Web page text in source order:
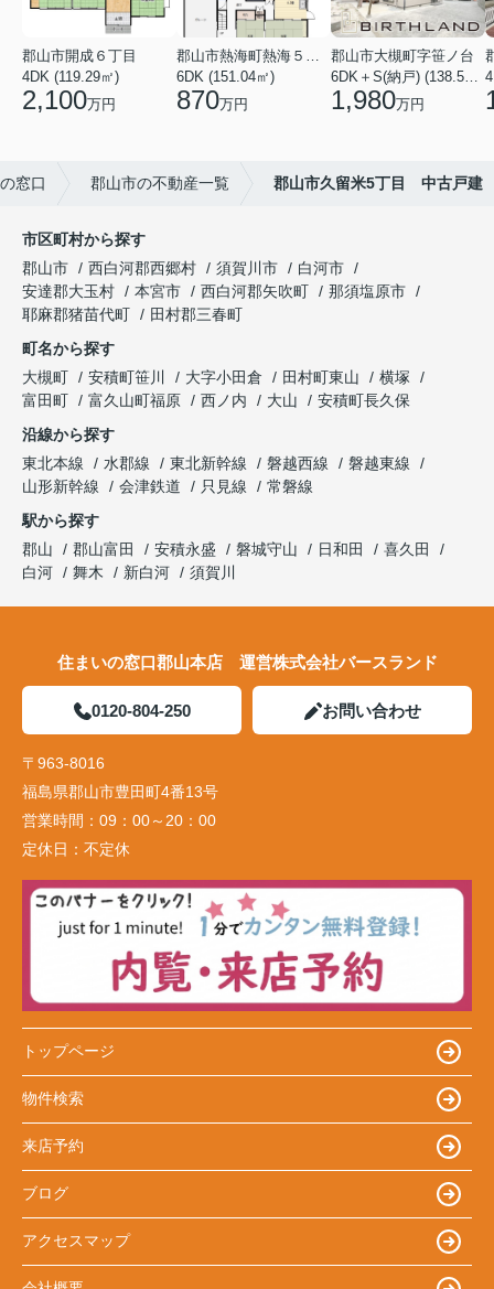
郡山市開成６丁目
4DK (119.29㎡)
2,100万円
郡山市熱海町熱海５丁目
6DK (151.04㎡)
870万円
郡山市大槻町字笹ノ台
6DK＋S(納戸) (138.55㎡)
1,980万円
窓口 郡山市の不動産一覧 郡山市久留米5丁目 中古戸建
市区町村から探す
郡山市
西白河郡西郷村 須賀川市
白河市
安達郡大玉村
本宮市 西白河郡矢吹町
那須塩原市
耶麻郡猪苗代町
田村郡三春町
町名から探す
大槻町
安積町笹川 大字小田倉 田村町東山
横塚
富田町
富久山町福原 西ノ内 大山
安積町長久保
沿線から探す
東北本線
水郡線 東北新幹線 磐越西線
磐越東線
山形新幹線
会津鉄道 只見線
常磐線
駅から探す
郡山
郡山富田 安積永盛 磐城守山 日和田
喜久田
白河
舞木 新白河 須賀川
住まいの窓口郡山本店 運営株式会社バースランド
0120-804-250 お問い合わせ
〒963-8016
福島県郡山市豊田町4番13号
営業時間： 09：00～20：00
定休日： 不定休
トップページ
物件検索
来店予約
ブログ
アクセスマップ